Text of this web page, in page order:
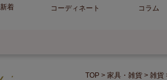
新着 コーディネート コラム
TOP 家具・雑貨 雑貨